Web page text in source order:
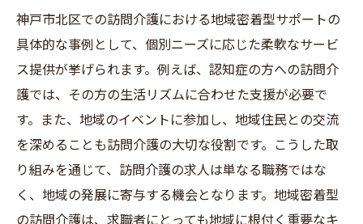
神戸市北区での訪問介護における地域密着型サポートの
具体的な事例として、個別ニーズに応じた柔軟なサービ
ス提供が挙げられます。例えば、認知症の方への訪問介
護では、その方の生活リズムに合わせた支援が必要で
す。また、地域のイベントに参加し、地域住民との交流
を深めることも訪問介護の大切な役割です。こうした取
り組みを通じて、訪問介護の求人は単なる職務ではな
く、地域の発展に寄与する機会となります。地域密着型
の訪問介護は、求職者にとっても地域に根付く重要なキ